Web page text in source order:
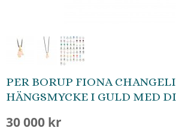
PER BORUP FIONA
HÄNGSMYCKE I GULD MED
30 000 kr